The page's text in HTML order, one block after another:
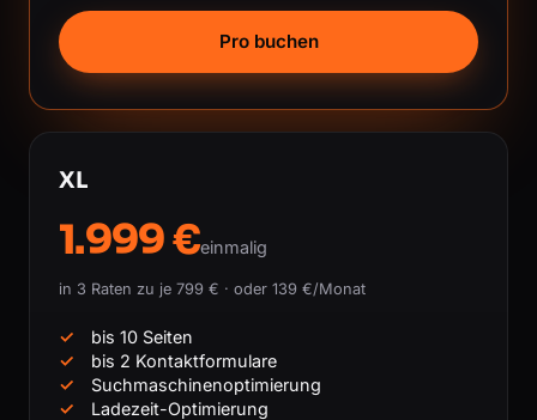
Pro buchen
XL
1.999 €einmalig
in 3 Raten zu je 799 € · oder 139 €/Monat
bis 10 Seiten
bis 2 Kontaktformulare
Suchmaschinenoptimierung
Ladezeit-Optimierung